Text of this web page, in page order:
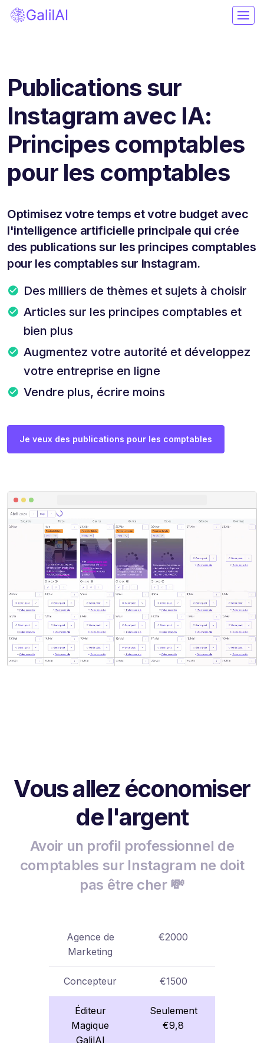
Publications sur
Instagram avec IA:
Principes comptables
pour les comptables
Optimisez votre temps et votre budget avec
l'intelligence artificielle principale qui crée
des publications sur les principes comptables
pour les comptables sur Instagram.
Des milliers de thèmes et sujets à choisir
Articles sur les principes comptables et
bien plus
Augmentez votre autorité et développez
votre entreprise en ligne
Vendre plus, écrire moins
Je veux des publications pour les comptables
Vous allez économiser
de l'argent
Avoir un profil professionnel de
comptables sur Instagram ne doit
pas être cher 💸
Agence de
Marketing
€2000
Concepteur €1500
Éditeur
Magique
GalilAI
Seulement
€9,8